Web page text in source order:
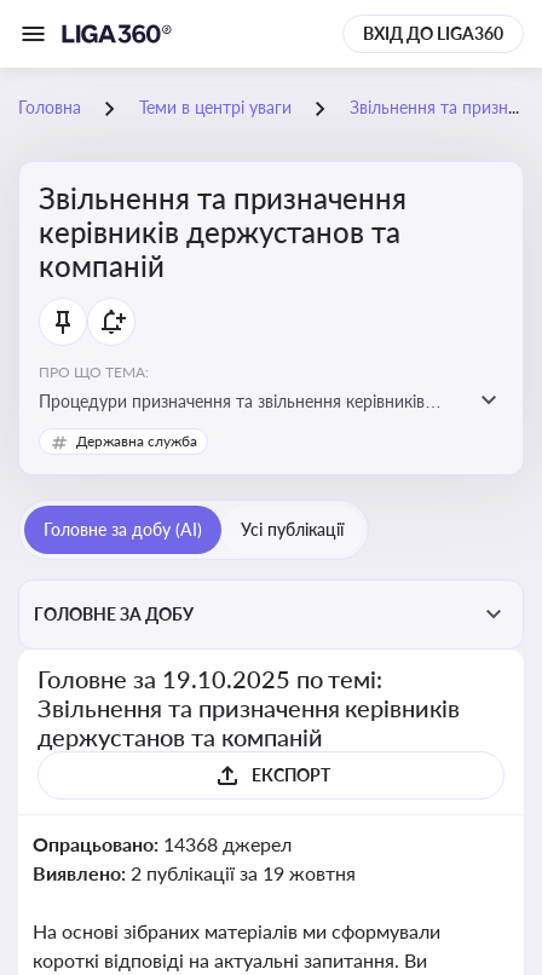
ВХІД ДО LIGA360
Головна Теми в центрі уваги Звільнення та призначення керівників держустанов та компаній
Звільнення та призначення
керівників держустанов та
компаній
ПРО ЩО ТЕМА:
Процедури призначення та звільнення керівників
установ та підприємств
Державна служба
Головне за добу (AI) Усі публікації
ГОЛОВНЕ ЗА ДОБУ
Головне за 19.10.2025 по темі:
Звільнення та призначення керівників
держустанов та компаній
ЕКСПОРТ
Опрацьовано: 14368 джерел
Виявлено: 2 публікації за 19 жовтня
На основі зібраних матеріалів ми сформували
короткі відповіді на актуальні запитання. Ви